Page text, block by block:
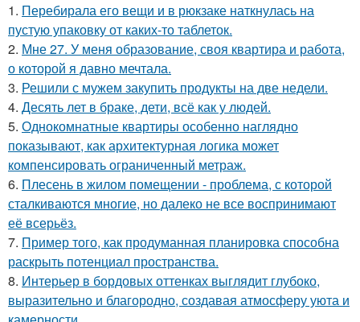
1. Перебирала его вещи и в рюкзаке наткнулась на
пустую упаковку от каких-то таблеток.
2. Мне 27. У меня образование, своя квартира и работа,
о которой я давно мечтала.
3. Решили с мужем закупить продукты на две недели.
4. Десять лет в браке, дети, всё как у людей.
5. Однокомнатные квартиры особенно наглядно
показывают, как архитектурная логика может
компенсировать ограниченный метраж.
6. Плесень в жилом помещении - проблема, с которой
сталкиваются многие, но далеко не все воспринимают
её всерьёз.
7. Пример того, как продуманная планировка способна
раскрыть потенциал пространства.
8. Интерьер в бордовых оттенках выглядит глубоко,
выразительно и благородно, создавая атмосферу уюта и